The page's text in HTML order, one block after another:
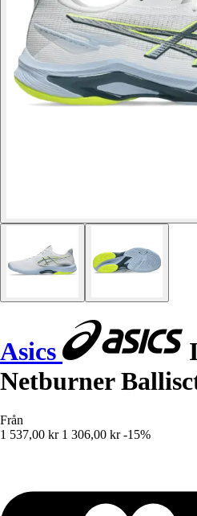
Asics
Netburner
Från
1 537,00 kr 1 306,00 kr -15%